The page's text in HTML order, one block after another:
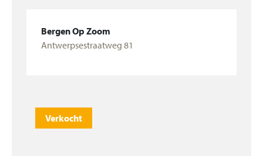
Bergen Op Zoom
Antwerpsestraatweg 81
Verkocht